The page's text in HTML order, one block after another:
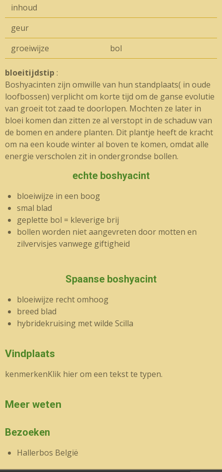
inhoud
geur
groeiwijze
bol
bloeitijdstip :
Boshyacinten zijn omwille van hun standplaats( in oude
loofbossen) verplicht om korte tijd om de ganse evolutie
van groeit tot zaad te doorlopen. Mochten ze later in
bloei komen dan zitten ze al verstopt in de schaduw van
de bomen en andere planten. Dit plantje heeft de kracht
om na een koude winter al boven te komen, omdat alle
energie verscholen zit in ondergrondse bollen.
echte boshyacint
bloeiwijze in een boog
smal blad
geplette bol = kleverige brij
bollen worden niet aangevreten door motten en
zilvervisjes vanwege giftigheid
Spaanse boshyacint
bloeiwijze recht omhoog
breed blad
hybridekruising met wilde Scilla
Vindplaats
kenmerkenKlik hier om een tekst te typen.
Meer weten
Bezoeken
Hallerbos België